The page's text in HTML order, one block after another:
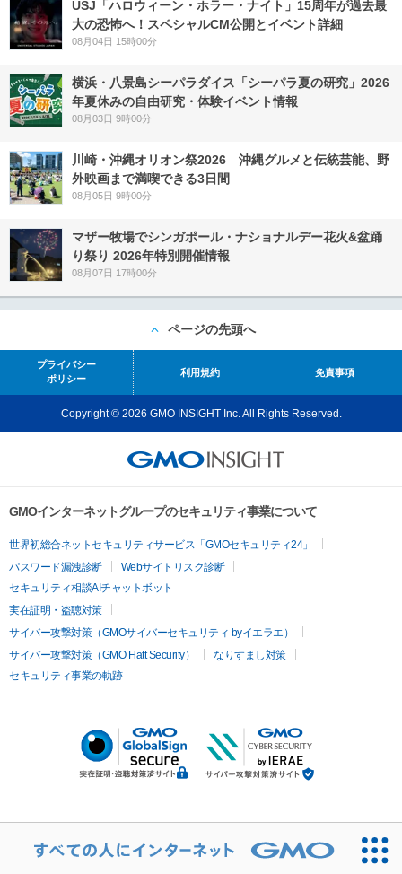
USJ「ハロウィーン・ホラー・ナイト」15周年が過去最
大の恐怖へ！スペシャルCM公開とイベント詳細
08月04日 15時00分
横浜・八景島シーパラダイス「シーパラ夏の研究」2026
年夏休みの自由研究・体験イベント情報
08月03日 9時00分
川崎・沖縄オリオン祭2026 沖縄グルメと伝統芸能、野
外映画まで満喫できる3日間
08月05日 9時00分
マザー牧場でシンガポール・ナショナルデー花火&盆踊
り祭り 2026年特別開催情報
08月07日 17時00分
ページの先頭へ
プライバシー
ポリシー
利用規約 免責事項
Copyright © 2026 GMO INSIGHT Inc. All Rights Reserved.
GMOインターネットグループのセキュリティ事業について
世界初総合ネットセキュリティサービス「GMOセキュリティ24」
パスワード漏洩診断
Webサイトリスク診断
セキュリティ相談AIチャットボット
実在証明・盗聴対策
サイバー攻撃対策（GMOサイバーセキュリティ byイエラエ）
サイバー攻撃対策（GMO Flatt Security）
なりすまし対策
セキュリティ事業の軌跡